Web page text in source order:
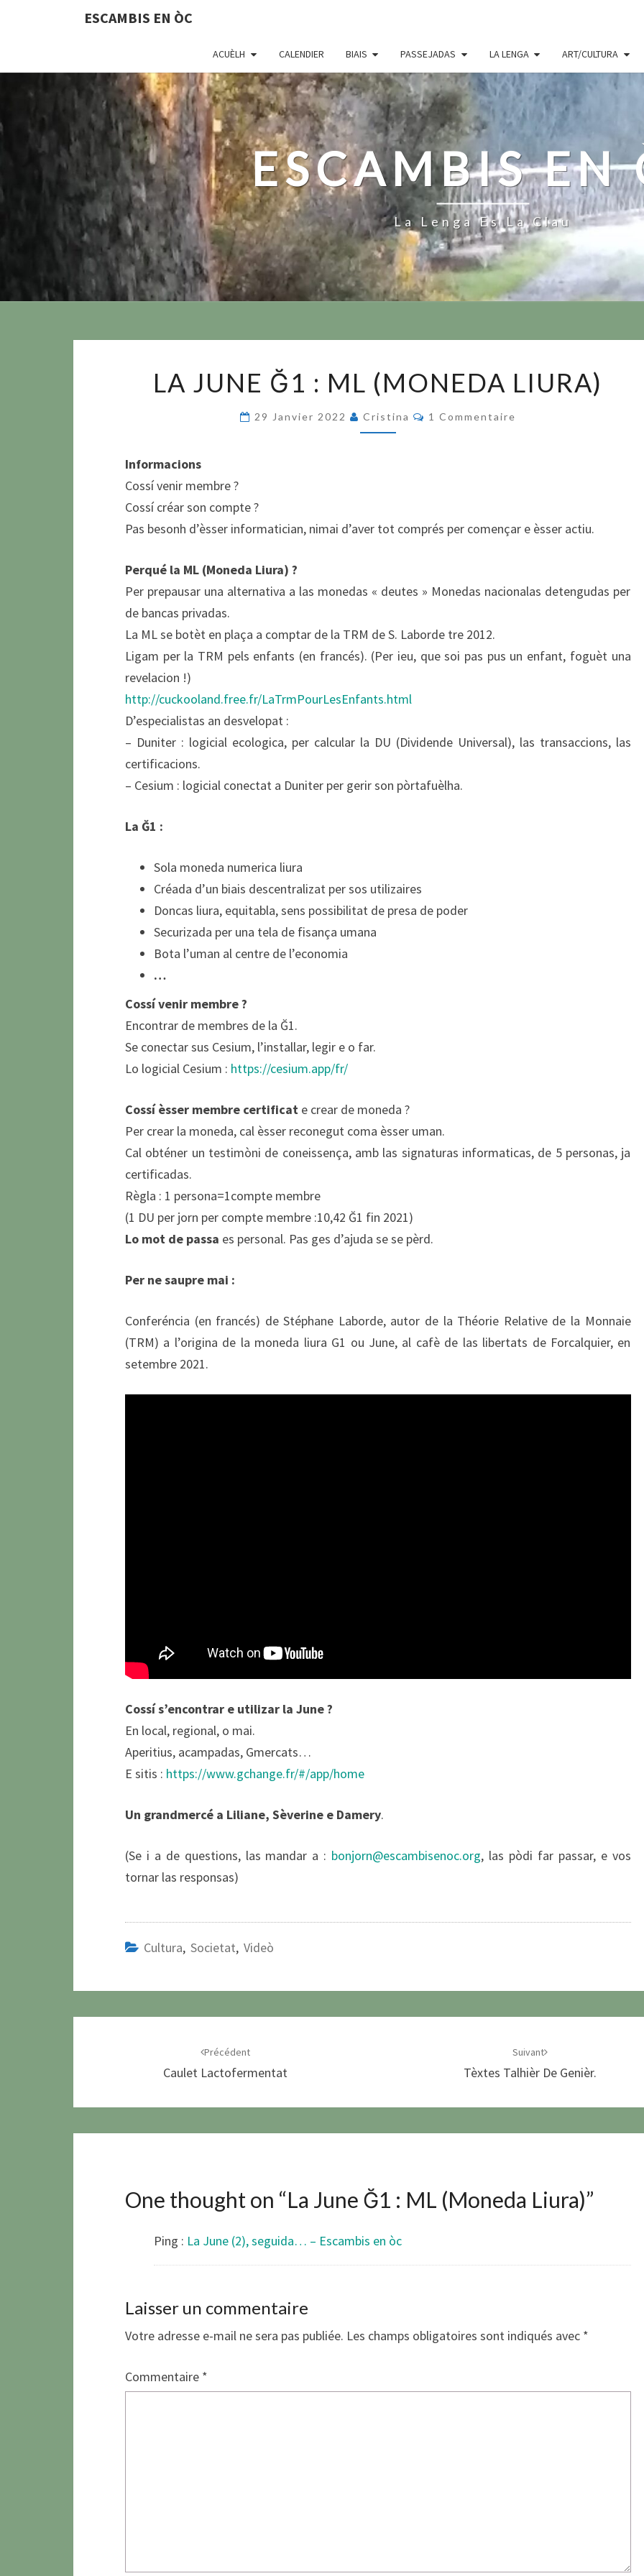
ESCAMBIS EN ÒC
ACUÈLH CALENDIER BIAIS PASSEJADAS LA LENGA ART/CULTURA
ESCAMBIS EN
La Lenga Es La Clau
JUNE
LA JUNE Ğ1 : ML (MONEDA LIURA)
29 Janvier 2022 Cristina Commentaires
1 Commentaire
Informacions
Cossí venir membre ?
Cossí créar son compte ?
Pas besonh d’èsser informatician, nimai d’aver tot comprés per començar e èsser actiu.
Perqué la ML (Moneda Liura) ?
Per prepausar una alternativa a las monedas « deutes » Monedas nacionalas detengudas per
de bancas privadas.
La ML se botèt en plaça a comptar de la TRM de S. Laborde tre 2012.
Ligam per la TRM pels enfants (en francés). (Per ieu, que soi pas pus un enfant, foguèt una
revelacion !)
http://cuckooland.free.fr/LaTrmPourLesEnfants.html
D’especialistas an desvelopat :
– Duniter : logicial ecologica, per calcular la DU (Dividende Universal), las transaccions, las
certificacions.
– Cesium : logicial conectat a Duniter per gerir son pòrtafuèlha.
La Ğ1 :
Sola moneda numerica liura
Créada d’un biais descentralizat per sos utilizaires
Doncas liura, equitabla, sens possibilitat de presa de poder
Securizada per una tela de fisança umana
Bota l’uman al centre de l’economia
…
Cossí venir membre ?
Encontrar de membres de la Ğ1.
Se conectar sus Cesium, l’installar, legir e o far.
Lo logicial Cesium : https://cesium.app/fr/
Cossí èsser membre certificat e crear de moneda ?
Per crear la moneda, cal èsser reconegut coma èsser uman.
Cal obténer un testimòni de coneissença, amb las signaturas informaticas, de 5 personas, ja
certificadas.
Règla : 1 persona=1compte membre
(1 DU per jorn per compte membre :10,42 Ğ1 fin 2021)
Lo mot de passa es personal. Pas ges d’ajuda se se pèrd.
Per ne saupre mai :
Conferéncia (en francés) de Stéphane Laborde, autor de la Théorie Relative de la Monnaie
(TRM) a l’origina de la moneda liura G1 ou June, al cafè de las libertats de Forcalquier, en
setembre 2021.
Cossí s’encontrar e utilizar la June ?
En local, regional, o mai.
Aperitius, acampadas, Gmercats…
E sitis : https://www.gchange.fr/#/app/home
Un grandmercé a Liliane, Sèverine e Damery.
(Se i a de questions, las mandar a : bonjorn@escambisenoc.org, las pòdi far passar, e vos
tornar las responsas)
Cultura, Societat, Videò
Précédent
Caulet Lactofermentat
Suivant
Tèxtes Talhièr De Genièr.
One thought on “La June Ğ1 : ML (Moneda Liura)”
Ping : La June (2), seguida… – Escambis en òc
Laisser un commentaire
Votre adresse e-mail ne sera pas publiée. Les champs obligatoires sont indiqués avec *
Commentaire *